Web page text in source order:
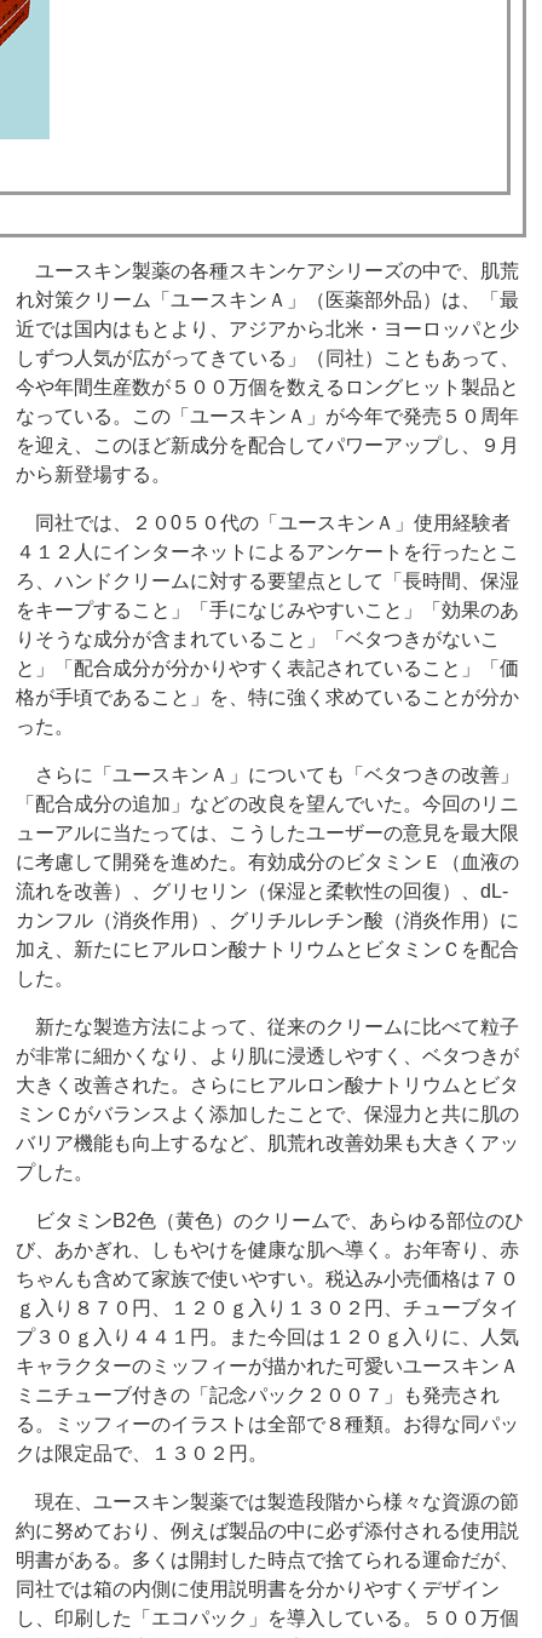
ユースキン製薬の各種スキンケアシリーズの中で、肌荒
れ対策クリーム「ユースキンＡ」（医薬部外品）は、「最
近では国内はもとより、アジアから北米・ヨーロッパと少
しずつ人気が広がってきている」（同社）こともあって、
今や年間生産数が５００万個を数えるロングヒット製品と
なっている。この「ユースキンＡ」が今年で発売５０周年
を迎え、このほど新成分を配合してパワーアップし、９月
から新登場する。
同社では、２０0５０代の「ユースキンＡ」使用経験者
４１２人にインターネットによるアンケートを行ったとこ
ろ、ハンドクリームに対する要望点として「長時間、保湿
をキープすること」「手になじみやすいこと」「効果のあ
りそうな成分が含まれていること」「ベタつきがないこ
と」「配合成分が分かりやすく表記されていること」「価
格が手頃であること」を、特に強く求めていることが分か
った。
さらに「ユースキンＡ」についても「ベタつきの改善」
「配合成分の追加」などの改良を望んでいた。今回のリニ
ューアルに当たっては、こうしたユーザーの意見を最大限
に考慮して開発を進めた。有効成分のビタミンＥ（血液の
流れを改善）、グリセリン（保湿と柔軟性の回復）、dL‐
カンフル（消炎作用）、グリチルレチン酸（消炎作用）に
加え、新たにヒアルロン酸ナトリウムとビタミンＣを配合
した。
新たな製造方法によって、従来のクリームに比べて粒子
が非常に細かくなり、より肌に浸透しやすく、ベタつきが
大きく改善された。さらにヒアルロン酸ナトリウムとビタ
ミンＣがバランスよく添加したことで、保湿力と共に肌の
バリア機能も向上するなど、肌荒れ改善効果も大きくアッ
プした。
ビタミンB2色（黄色）のクリームで、あらゆる部位のひ
び、あかぎれ、しもやけを健康な肌へ導く。お年寄り、赤
ちゃんも含めて家族で使いやすい。税込み小売価格は７０
ｇ入り８７０円、１２０ｇ入り１３０２円、チューブタイ
プ３０ｇ入り４４１円。また今回は１２０ｇ入りに、人気
キャラクターのミッフィーが描かれた可愛いユースキンＡ
ミニチューブ付きの「記念パック２００７」も発売され
る。ミッフィーのイラストは全部で８種類。お得な同パッ
クは限定品で、１３０２円。
現在、ユースキン製薬では製造段階から様々な資源の節
約に努めており、例えば製品の中に必ず添付される使用説
明書がある。多くは開封した時点で捨てられる運命だが、
同社では箱の内側に使用説明書を分かりやすくデザイン
し、印刷した「エコパック」を導入している。５００万個